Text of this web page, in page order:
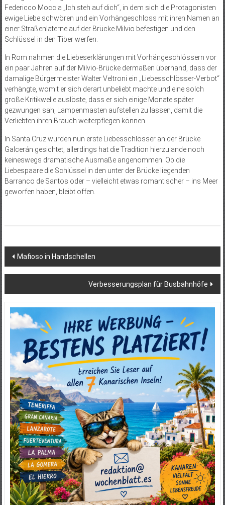
Federicco Moccia „Ich steh auf dich“, in dem sich die Protagonisten
ewige Liebe schwören und ein Vorhängeschloss mit ihren Namen an
einer Straßenlaterne auf der Brücke Milvio befestigen und den
Schlüssel in den Tiber werfen.
In Rom nahmen die Liebeserklärungen mit Vorhängeschlössern vor
ein paar Jahren auf der Milvio-Brücke dermaßen überhand, dass der
damalige Bürgermeister Walter Veltroni ein „Liebesschlösser-Verbot“
verhängte, womit er sich derart unbeliebt machte und eine solch
große Kritikwelle auslöste, dass er sich einige Monate später
gezwungen sah, Lampenmasten aufstellen zu lassen, damit die
Verliebten ihren Brauch weiterpflegen können.
In Santa Cruz wurden nun erste Liebesschlösser an der Brücke
Galcerán gesichtet, allerdings hat die Tradition hierzulande noch
keineswegs dramatische Ausmaße angenommen. Ob die
Liebespaare die Schlüssel in den unter der Brücke liegenden
Barranco de Santos oder – vielleicht etwas romantischer – ins Meer
geworfen haben, bleibt offen.
Beitragsnavigation
Mafioso in Handschellen
Verbesserungsplan für Busbahnhöfe